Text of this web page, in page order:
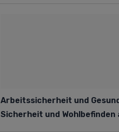
Arbeitssicherheit und
Sicherheit und